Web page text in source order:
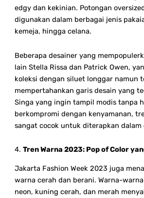
edgy dan kekinian. Potongan
digunakan dalam berbagai jenis
kemeja, hingga celana.
Beberapa desainer yang
lain Stella Rissa dan Patrick Owen,
koleksi dengan siluet longgar namun
mempertahankan garis desain yang
Singa yang ingin tampil modis tanpa
berkompromi dengan kenyamanan,
sangat cocok untuk diterapkan dalam
4. Tren Warna 2023: Pop of Color
Jakarta Fashion Week 2023 juga
warna cerah dan berani. Warna-
neon, kuning cerah, dan merah